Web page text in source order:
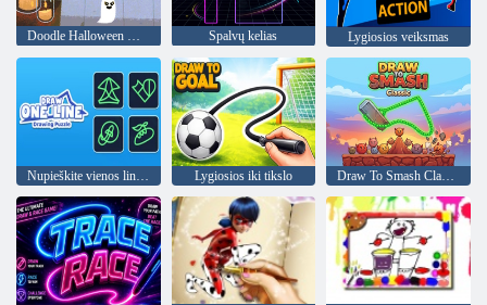
Doodle Halloween Momo Cat: akademija Spalvų kelias Lygiosios veiksmas
Nupieškite vienos linijos piešimo galvosūkį Lygiosios iki tikslo Draw To Smash Classic